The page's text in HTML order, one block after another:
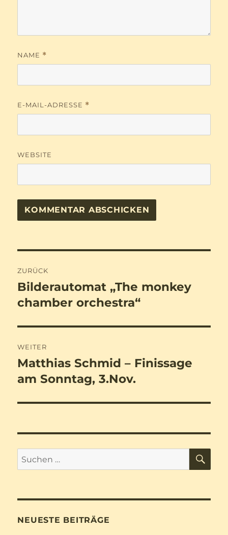
NAME *
E-MAIL-ADRESSE *
WEBSITE
ZURÜCK
Vorheriger
Beitrag:
Bilderautomat „The monkey
chamber orchestra“
WEITER
Nächster
Beitrag:
Matthias Schmid – Finissage
am Sonntag, 3.Nov.
Suchen
nach:
NEUESTE BEITRÄGE